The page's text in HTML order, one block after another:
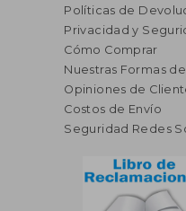
Políticas de
Privacidad y
Cómo Comprar
Nuestras Formas
Opiniones de
Costos de Envío
Seguridad Redes